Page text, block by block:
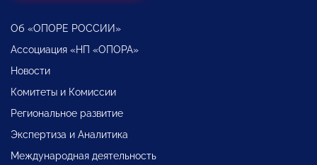
Об «ОПОРЕ РОССИИ»
Ассоциация «НП «ОПОРА»
Новости
Комитеты и Комиссии
Региональное развитие
Экспертиза и Аналитика
Международная деятельность